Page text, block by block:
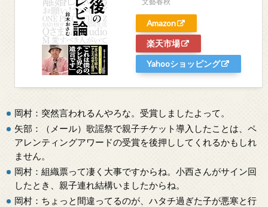
Amazon
楽天市場
Yahooショッピング
岡村：突然言われるんやろな。受賞しましたよって。
矢部：（メール）歌謡祭で親子チケット導入したことは、ペ
アレンティングアワードの受賞を後押ししてくれるかもしれ
ません。
岡村：組織票って凄く大事ですからね。小西さんがサイン回
したとき、親子連れ結構いましたからね。
岡村：ちょっと間違ってるのが、ハタチ過ぎた子が悪寒と行